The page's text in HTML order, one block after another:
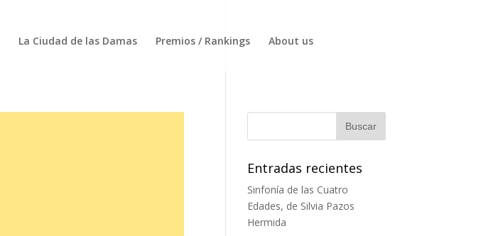
La Ciudad de las Damas Premios / Rankings About us
Entradas recientes
Sinfonía de las Cuatro
Edades, de Silvia Pazos
Hermida